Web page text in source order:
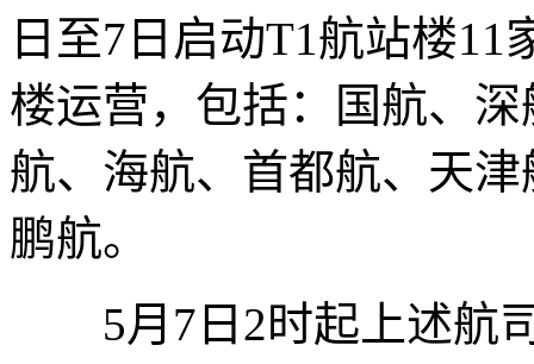
日至7日启动T1航站楼
楼运营，包括：国航、
航、海航、首都航、天
鹏航。
5月7日2时起上述航司